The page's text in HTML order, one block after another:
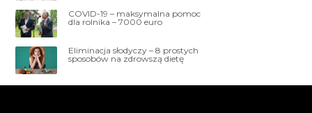
COVID-19 – maksymalna pomoc
dla rolnika – 7000 euro
Eliminacja słodyczy – 8 prostych
sposobów na zdrowszą dietę